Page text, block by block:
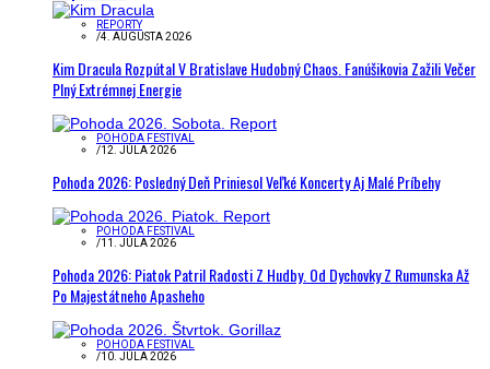
REPORTY
/4. AUGUSTA 2026
Kim Dracula Rozpútal V Bratislave Hudobný Chaos. Fanúšikovia Zažili Večer
Plný Extrémnej Energie
POHODA FESTIVAL
/12. JÚLA 2026
Pohoda 2026: Posledný Deň Priniesol Veľké Koncerty Aj Malé Príbehy
POHODA FESTIVAL
/11. JÚLA 2026
Pohoda 2026: Piatok Patril Radosti Z Hudby. Od Dychovky Z Rumunska Až
Po Majestátneho Apasheho
POHODA FESTIVAL
/10. JÚLA 2026